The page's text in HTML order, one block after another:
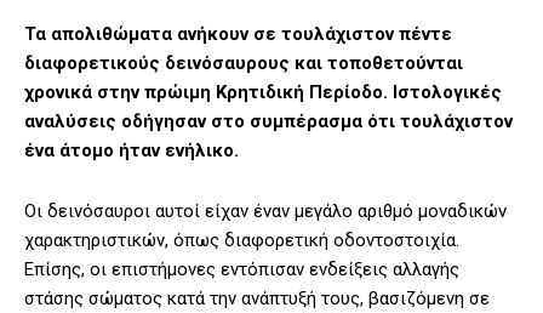
Τα απολιθώματα ανήκουν σε τουλάχιστον πέντε
διαφορετικούς δεινόσαυρους και τοποθετούνται
χρονικά στην πρώιμη Κρητιδική Περίοδο. Ιστολογικές
αναλύσεις οδήγησαν στο συμπέρασμα ότι τουλάχιστον
ένα άτομο ήταν ενήλικο.
Οι δεινόσαυροι αυτοί είχαν έναν μεγάλο αριθμό μοναδικών
χαρακτηριστικών, όπως διαφορετική οδοντοστοιχία.
Επίσης, οι επιστήμονες εντόπισαν ενδείξεις αλλαγής
στάσης σώματος κατά την ανάπτυξή τους, βασιζόμενη σε